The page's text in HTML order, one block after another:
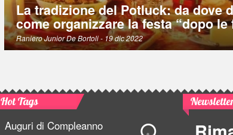
La tradizione del Potluck: da dove
come organizzare la festa “dopo le
Raniero Junior De Bortoli- 19 dic 2022
Hot Tags
Auguri di Compleanno